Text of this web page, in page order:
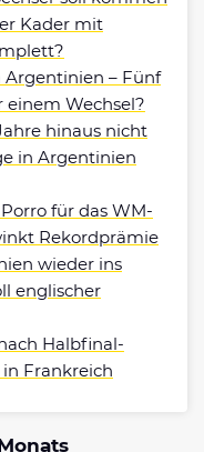
Kader mit
– Fünf
einem Wechsel?
hinaus nicht
in Argentinien
für das WM-
Rekordprämie
wieder ins
englischer
Halbfinal-
Frankreich